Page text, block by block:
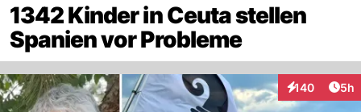
1342 Kinder in Ceuta stellen
Spanien vor Probleme
140
Interaktionen
5h